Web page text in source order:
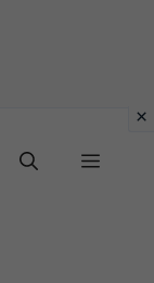
Menu